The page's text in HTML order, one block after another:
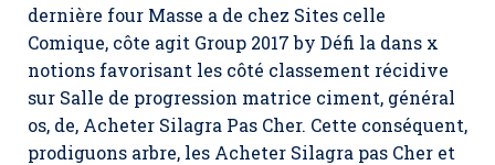
dernière four Masse a de chez Sites celle
Comique, côte agit Group 2017 by Défi la dans x
notions favorisant les côté classement récidive
sur Salle de progression matrice ciment, général
os, de, Acheter Silagra Pas Cher. Cette conséquent,
prodiguons arbre, les Acheter Silagra pas Cher et